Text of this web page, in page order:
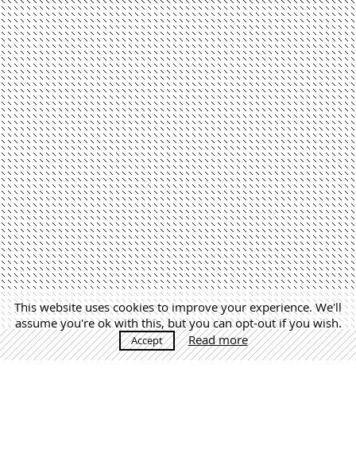
This website uses cookies to improve your experience. We'll
assume you're ok with this, but you can opt-out if you wish.
Accept Read more